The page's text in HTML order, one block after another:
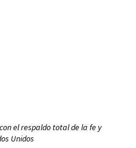
el respaldo total de la fe y
Unidos